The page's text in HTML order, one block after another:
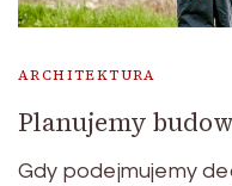
ARCHITEKTURA
Planujemy
Gdy podejmujemy